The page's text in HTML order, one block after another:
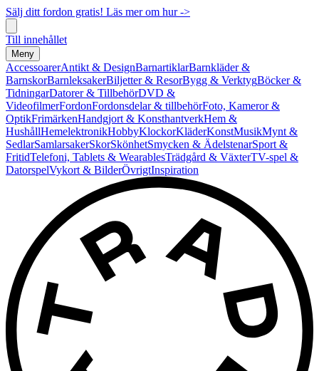
Sälj ditt fordon gratis! Läs mer om hur ->
Till innehållet
Meny
AccessoarerAntikt & DesignBarnartiklarBarnkläder &
BarnskorBarnleksakerBiljetter & ResorBygg & VerktygBöcker &
TidningarDatorer & TillbehörDVD &
VideofilmerFordonFordonsdelar & tillbehörFoto, Kameror &
OptikFrimärkenHandgjort & KonsthantverkHem &
HushållHemelektronikHobbyKlockorKläderKonstMusikMynt &
SedlarSamlarsakerSkorSkönhetSmycken & ÄdelstenarSport &
FritidTelefoni, Tablets & WearablesTrädgård & VäxterTV-spel &
DatorspelVykort & BilderÖvrigtInspiration